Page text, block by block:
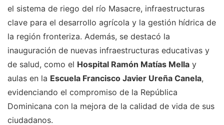
el sistema de riego del río Masacre, infraestructuras
clave para el desarrollo agrícola y la gestión hídrica de
la región fronteriza. Además, se destacó la
inauguración de nuevas infraestructuras educativas y
de salud, como el Hospital Ramón Matías Mella y
aulas en la Escuela Francisco Javier Ureña Canela,
evidenciando el compromiso de la República
Dominicana con la mejora de la calidad de vida de sus
ciudadanos.